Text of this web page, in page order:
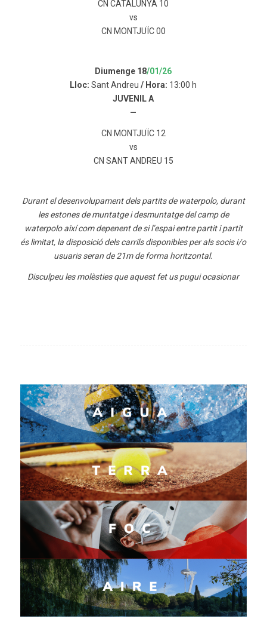
CN CATALUNYA 10
vs
CN MONTJUÏC 00
Diumenge 18/01/26
Lloc:Sant Andreu / Hora: 13:00 h
JUVENIL A
—
CN MONTJUÏC 12
vs
CN SANT ANDREU 15
Durant el desenvolupament dels partits de waterpolo, durant
les estones de muntatge i desmuntatge del camp de
waterpolo així com depenent de si l’espai entre partit i partit
és limitat, la disposició dels carrils disponibles per als socis i/o
usuaris seran de 21m de forma horitzontal.
Disculpeu les molèsties que aquest fet us pugui ocasionar